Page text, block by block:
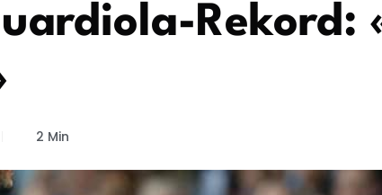
Rekord:
2 Min